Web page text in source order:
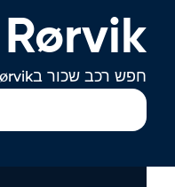
Rørvik השכרת רכב
חפש רכב שכור בRørvik